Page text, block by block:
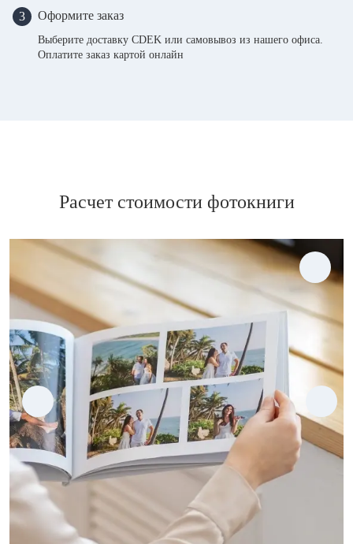
3 Оформите заказ
Выберите доставку CDEK или самовывоз из нашего офиса.
Оплатите заказ картой онлайн
Расчет стоимости фотокниги